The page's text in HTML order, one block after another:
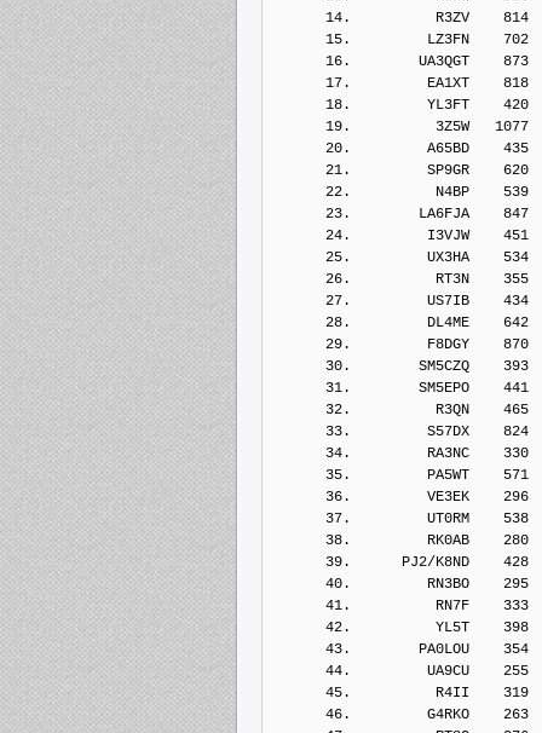
14.          R3ZV    814
15.         LZ3FN    702
16.        UA3QGT    873
17.         EA1XT    818
18.         YL3FT    420
19.          3Z5W   1077
20.         A65BD    435
21.         SP9GR    620
22.          N4BP    539
23.        LA6FJA    847
24.         I3VJW    451
25.         UX3HA    534
26.          RT3N    355
27.         US7IB    434
28.         DL4ME    642
29.         F8DGY    870
30.        SM5CZQ    393
31.        SM5EPO    441
32.          R3QN    465
33.         S57DX    824
34.         RA3NC    330
35.         PA5WT    571
36.         VE3EK    296
37.         UT0RM    538
38.         RK0AB    280
39.      PJ2/K8ND    428
40.         RN3BO    295
41.          RN7F    333
42.          YL5T    398
43.        PA0LOU    354
44.         UA9CU    255
45.          R4II    319
46.         G4RKO    263